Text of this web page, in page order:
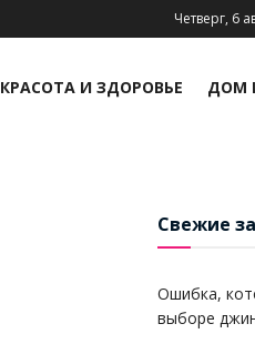
Четверг, 6
КРАСОТА И ЗДОРОВЬЕ ДОМ
Свежие
Ошибка,
выборе